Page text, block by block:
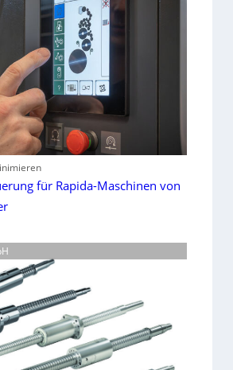
für Rapida-Maschinen von